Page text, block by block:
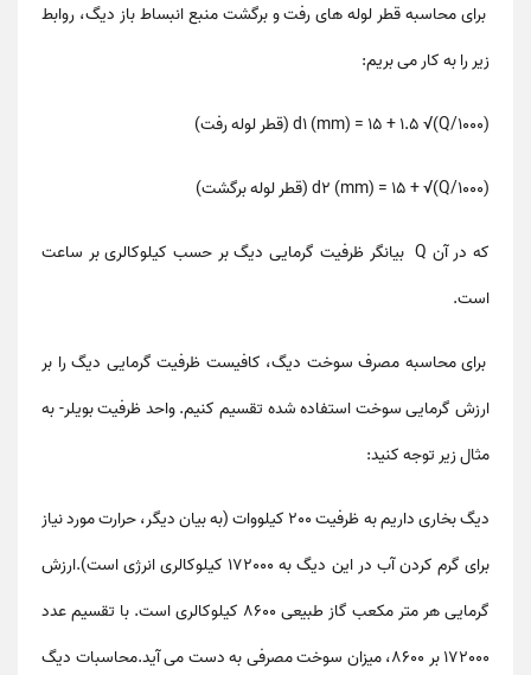
برای محاسبه قطر لوله های رفت و برگشت منبع انبساط باز دیگ، روابط
زیر را به کار می بریم:
d1 (mm) = 15 + 1.5 √(Q/1000) (قطر لوله رفت)
d2 (mm) = 15 + √(Q/1000) (قطر لوله برگشت)
که در آن Q بیانگر ظرفیت گرمایی دیگ بر حسب کیلوکالری بر ساعت
است.
برای محاسبه مصرف سوخت دیگ، کافیست ظرفیت گرمایی دیگ را بر
ارزش گرمایی سوخت استفاده شده تقسیم کنیم.واحد ظرفیت بویلر-به
مثال زیر توجه کنید:
دیگ بخاری داریم به ظرفیت 200 کیلووات (به بیان دیگر، حرارت مورد نیاز
برای گرم کردن آب در این دیگ به 172000 کیلوکالری انرژی است).ارزش
گرمایی هر متر مکعب گاز طبیعی 8600 کیلوکالری است. با تقسیم عدد
172000 بر 8600، میزان سوخت مصرفی به دست می آید.محاسبات دیگ